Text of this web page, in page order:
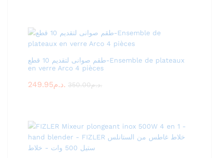
طقم صوانى لتقديم 10 قطع-Ensemble de plateaux
en verre Arco 4 pièces
249.95 د.م. 350.00 د.م.